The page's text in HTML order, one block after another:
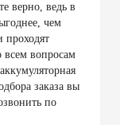
верно, ведь в
чем
проходят
всем вопросам
заказа вы
по